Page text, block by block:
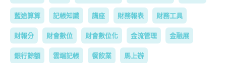
藍途算算 記帳知識 講座 財務報表 財務工具
財報分 財會數位 財會數位化 金流管理 金融展
銀行餘額 雲端記帳 餐飲業 馬上辦